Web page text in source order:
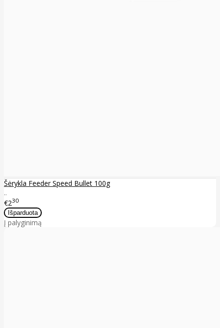
Šėrykla Feeder Speed Bullet 100g
..
€230
Į palyginimą